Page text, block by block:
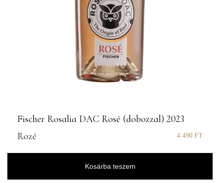
Fischer Rosalia DAC Rosé (dobozzal) 2023
Rozé
4 490 FT
Kosárba teszem